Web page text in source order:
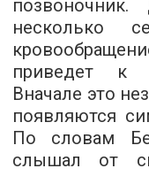
несколько
приведет к
Вначале это
появляются
По словам
слышал от